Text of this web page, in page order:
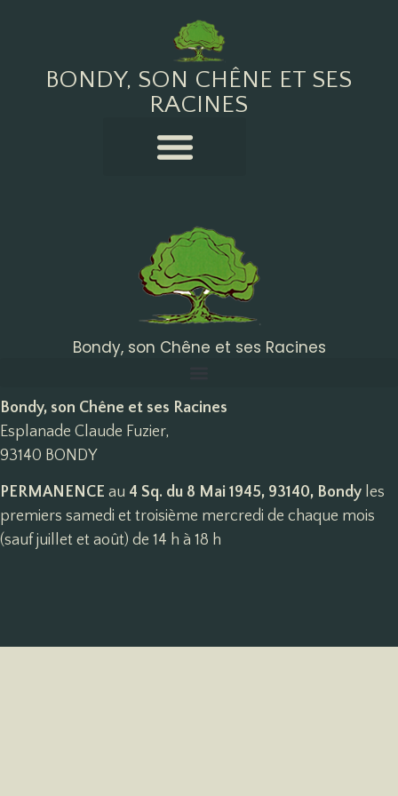
BONDY, SON CHÊNE ET SES
RACINES
Bondy, son Chêne et ses Racines
Bondy, son Chêne et ses Racines
Esplanade Claude Fuzier,
93140 BONDY
PERMANENCE au 4 Sq. du 8 Mai 1945, 93140, Bondy les
premiers samedi et troisième mercredi de chaque mois
(sauf juillet et août) de 14 h à 18 h